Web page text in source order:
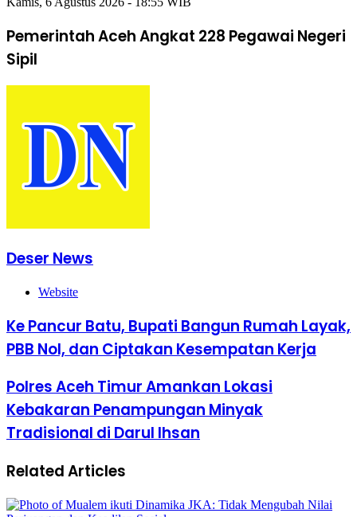
Pemerintah Aceh Angkat 228 Pegawai Negeri
Sipil
Deser News
Website
Ke Pancur Batu, Bupati Bangun Rumah Layak,
PBB Nol, dan Ciptakan Kesempatan Kerja
Polres Aceh Timur Amankan Lokasi
Kebakaran Penampungan Minyak
Tradisional di Darul Ihsan
Related Articles